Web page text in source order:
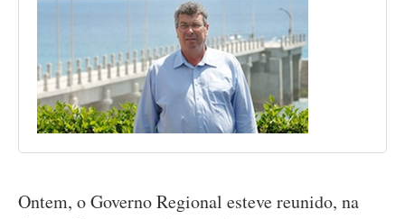
Ontem, o Governo Regional esteve reunido, na